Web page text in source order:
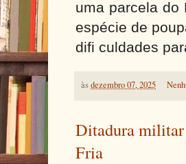
uma parcela do
espécie de
difi culdades
àsdezembro 07, 2025
Ditadura militar
Fria